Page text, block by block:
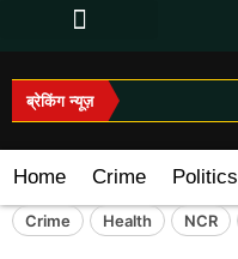
ब्रेकिंग न्यूज़
Home Crime Politics
Crime Health NCR